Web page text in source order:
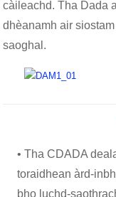
càileachd. Tha Dada
dhèanamh air
saoghal.
• Tha CDADA
toraidhean àrd-
bho luchd-